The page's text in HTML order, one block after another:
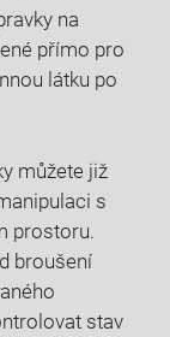
na
přímo pro
látku po
můžete již
s
prostoru.
broušení
stav